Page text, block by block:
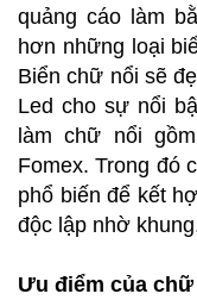
quảng cáo làm
hơn những loại
Biển chữ nổi sẽ
Led cho sự nổi
làm chữ nổi
Fomex. Trong đó
phổ biến để kết
độc lập nhờ
Ưu điểm của